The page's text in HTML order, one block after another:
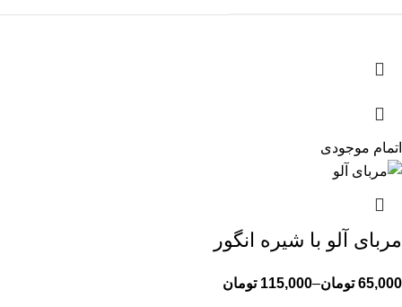
اتمام موجودی
مربای آلو با شیره انگور
65,000 تومان–
115,000 تومان